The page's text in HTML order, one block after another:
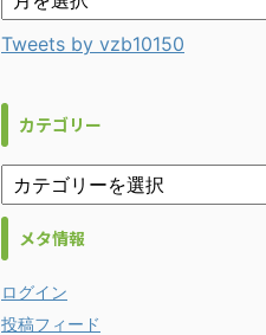
Tweets by vzb10150
カテゴリー
メタ情報
ログイン
投稿フィード